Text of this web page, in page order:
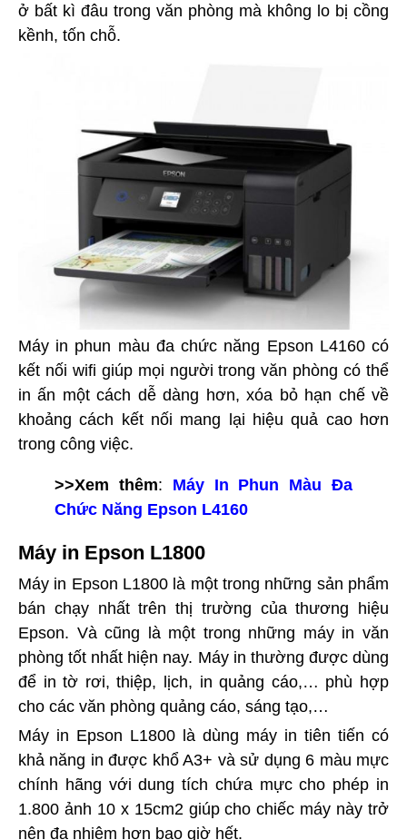
ở bất kì đâu trong văn phòng mà không lo bị cồng
kềnh, tốn chỗ.
Máy in phun màu đa chức năng Epson L4160 có
kết nối wifi giúp mọi người trong văn phòng có thể
in ấn một cách dễ dàng hơn, xóa bỏ hạn chế về
khoảng cách kết nối mang lại hiệu quả cao hơn
trong công việc.
>>Xem thêm: Máy In Phun Màu Đa
Chức Năng Epson L4160
Máy in Epson L1800
Máy in Epson L1800 là một trong những sản phẩm
bán chạy nhất trên thị trường của thương hiệu
Epson. Và cũng là một trong những máy in văn
phòng tốt nhất hiện nay. Máy in thường được dùng
để in tờ rơi, thiệp, lịch, in quảng cáo,… phù hợp
cho các văn phòng quảng cáo, sáng tạo,…
Máy in Epson L1800 là dùng máy in tiên tiến có
khả năng in được khổ A3+ và sử dụng 6 màu mực
chính hãng với dung tích chứa mực cho phép in
1.800 ảnh 10 x 15cm2 giúp cho chiếc máy này trở
nên đa nhiệm hơn bao giờ hết.